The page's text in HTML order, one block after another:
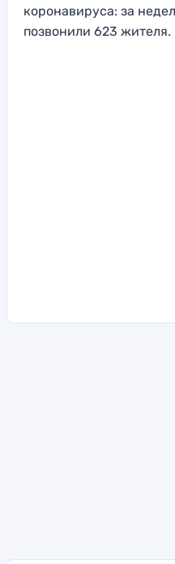
коронавируса: за
позвонили 623 жителя.